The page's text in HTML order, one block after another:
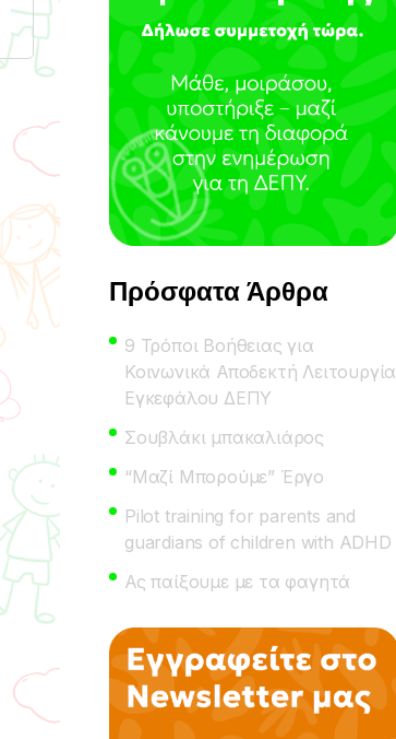
Πρόσφατα Άρθρα
9 Τρόποι Βοήθειας για
Κοινωνικά Αποδεκτή Λειτουργία
Εγκεφάλου ΔΕΠΥ
Σουβλάκι μπακαλιάρος
“Μαζί Μπορούμε” Έργο
Pilot training for parents and
guardians of children with ADHD
Ας παίξουμε με τα φαγητά